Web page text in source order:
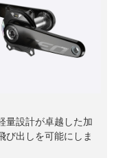
量設計が卓越した加
び出しを可能にしま